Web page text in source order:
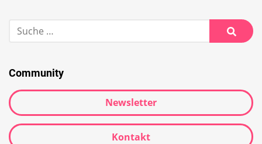
Suche
nach:
Suche
Community
Newsletter
Kontakt